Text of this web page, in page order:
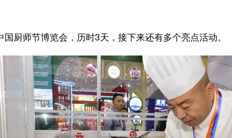
师节博览会，历时3天，接下来还有多个亮点活动。